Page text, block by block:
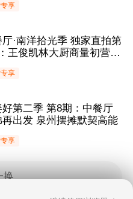
享
厅·南洋拾光季 独家直拍第
王俊凯林大厨商量初营业
享
好第二季 第8期：中餐厅
再出发 泉州摆摊默契高能
享
换